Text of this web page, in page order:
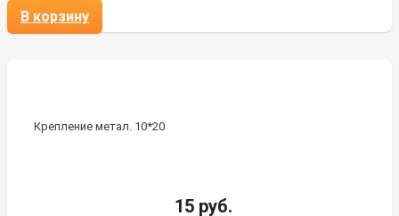
В корзину
Крепление метал. 10*20
15 руб.